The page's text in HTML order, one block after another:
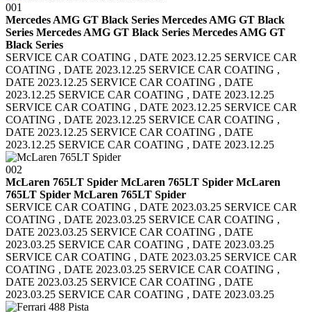
001
Mercedes AMG GT Black Series Mercedes AMG GT Black
Series Mercedes AMG GT Black Series Mercedes AMG GT
Black Series
SERVICE CAR COATING , DATE 2023.12.25 SERVICE CAR
COATING , DATE 2023.12.25 SERVICE CAR COATING ,
DATE 2023.12.25 SERVICE CAR COATING , DATE
2023.12.25 SERVICE CAR COATING , DATE 2023.12.25
SERVICE CAR COATING , DATE 2023.12.25 SERVICE CAR
COATING , DATE 2023.12.25 SERVICE CAR COATING ,
DATE 2023.12.25 SERVICE CAR COATING , DATE
2023.12.25 SERVICE CAR COATING , DATE 2023.12.25
002
McLaren 765LT Spider McLaren 765LT Spider McLaren
765LT Spider McLaren 765LT Spider
SERVICE CAR COATING , DATE 2023.03.25 SERVICE CAR
COATING , DATE 2023.03.25 SERVICE CAR COATING ,
DATE 2023.03.25 SERVICE CAR COATING , DATE
2023.03.25 SERVICE CAR COATING , DATE 2023.03.25
SERVICE CAR COATING , DATE 2023.03.25 SERVICE CAR
COATING , DATE 2023.03.25 SERVICE CAR COATING ,
DATE 2023.03.25 SERVICE CAR COATING , DATE
2023.03.25 SERVICE CAR COATING , DATE 2023.03.25